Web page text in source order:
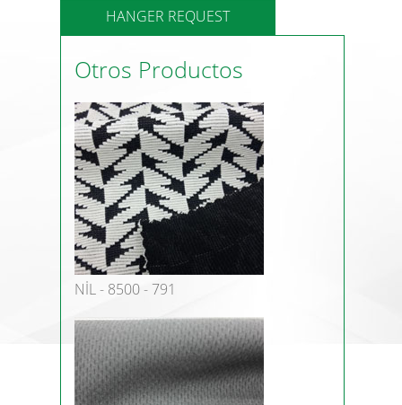
HANGER REQUEST
Otros Productos
NİL - 8500 - 791